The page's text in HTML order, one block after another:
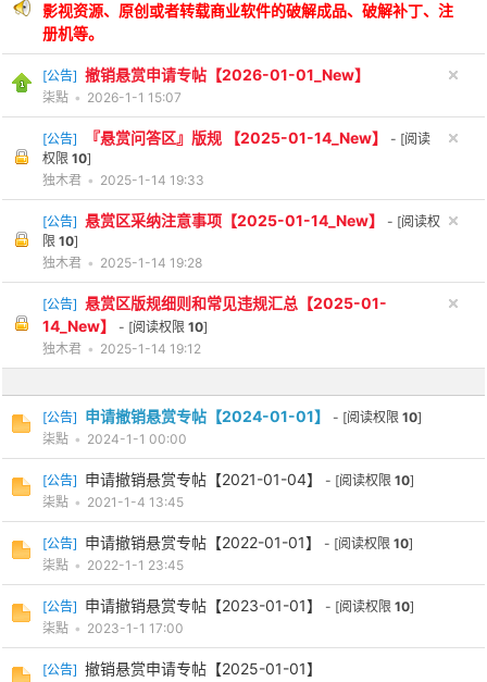
影视资源、原创或者转载商业软件的破解成品、破解补丁、注
册机等。
[公告] 撤销悬赏申请专帖【2026-01-01_New】
柒點 • 2026-1-1 15:07
[公告] 『悬赏问答区』版规 【2025-01-14_New】
- [阅读
权限 10]
独木君 • 2025-1-14 19:33
[公告] 悬赏区采纳注意事项【2025-01-14_New】
- [阅读权
限 10]
独木君 • 2025-1-14 19:28
[公告] 悬赏区版规细则和常见违规汇总【2025-01-
14_New】
- [阅读权限 10]
独木君 • 2025-1-14 19:12
[公告] 申请撤销悬赏专帖【2024-01-01】 - [阅读权限 10]
柒點 • 2024-1-1 00:00
[公告] 申请撤销悬赏专帖【2021-01-04】 - [阅读权限 10]
柒點 • 2021-1-4 13:45
[公告] 申请撤销悬赏专帖【2022-01-01】 - [阅读权限 10]
柒點 • 2022-1-1 23:45
[公告] 申请撤销悬赏专帖【2023-01-01】 - [阅读权限 10]
柒點 • 2023-1-1 17:00
[公告] 撤销悬赏申请专帖【2025-01-01】